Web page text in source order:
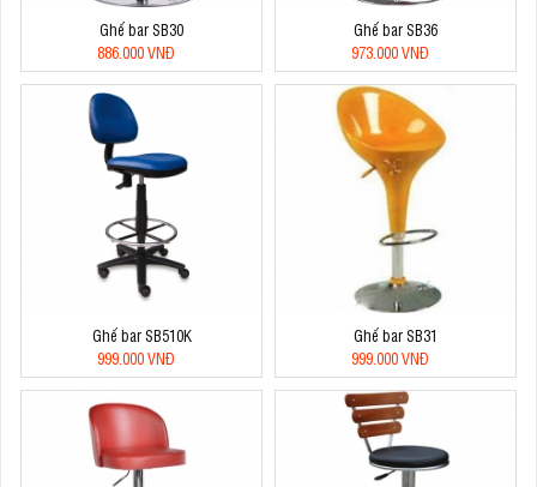
Ghế bar SB30
886.000 VNĐ
Ghế bar SB36
973.000 VNĐ
Ghế bar SB510K
999.000 VNĐ
Ghế bar SB31
999.000 VNĐ